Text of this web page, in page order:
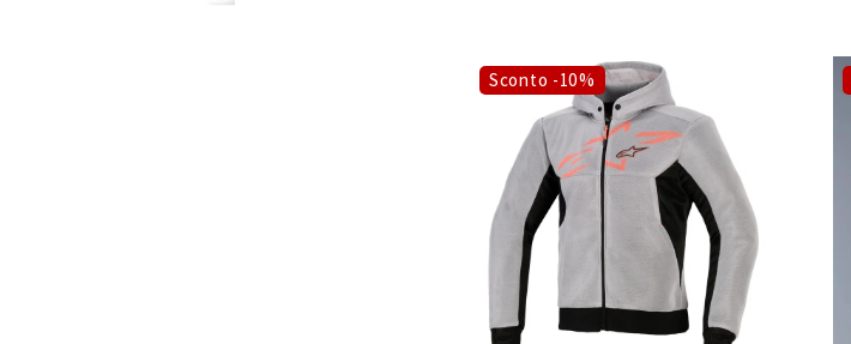
Sconto -10%